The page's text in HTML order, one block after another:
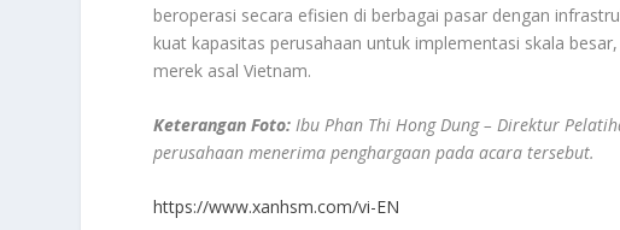
beroperasi secara efisien di berbagai pasar dengan
kuat kapasitas perusahaan untuk implementasi skala
merek asal Vietnam.
Keterangan Foto:Ibu Phan Thi Hong Dung – Direktur
perusahaan menerima penghargaan pada acara tersebut.
https://www.xanhsm.com/vi-EN